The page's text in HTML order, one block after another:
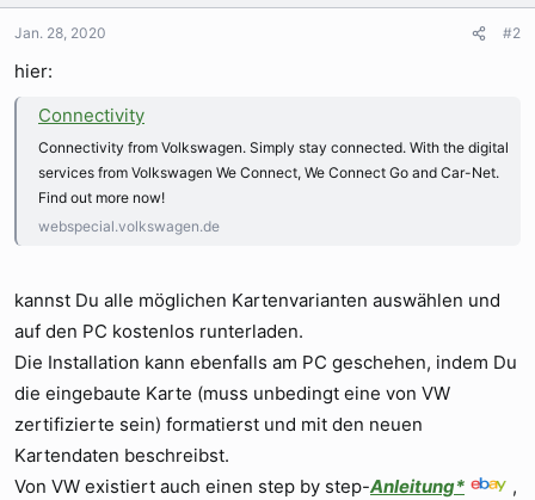
Jan. 28, 2020 #2
hier:
Connectivity
Connectivity from Volkswagen. Simply stay connected. With the digital
services from Volkswagen We Connect, We Connect Go and Car-Net.
Find out more now!
webspecial.volkswagen.de
kannst Du alle möglichen Kartenvarianten auswählen und
auf den PC kostenlos runterladen.
Die Installation kann ebenfalls am PC geschehen, indem Du
die eingebaute Karte (muss unbedingt eine von VW
zertifizierte sein) formatierst und mit den neuen
Kartendaten beschreibst.
Von VW existiert auch einen step by step-Anleitung*
,